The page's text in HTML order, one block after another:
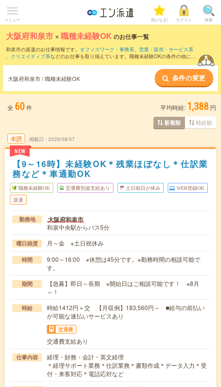
メニュー 気になる! ログイン 検索
大阪府和泉市 ×職種未経験OK のお仕事一覧
和泉市の派遣のお仕事情報です。 オフィスワーク・事務系、 営業・販売・サービス系
、 クリエイティブ系などのお仕事を取り揃えています。職種未経験OKの条件の他に、
大阪府和泉市 / 職種未経験OK 条件の変更
全 60件 平均時給: 1,388 円
新着順 時給順
未読
NEW
掲載日 2026/08/07
【9～16時】未経験OK＊残業ほぼなし＊仕訳業
務など＊車通勤OK
職種未経験OK 交通費別途支給あり 土日祝日が休み WEB登録OK
派遣
勤務地 大阪府和泉市
和泉中央駅からバス5分
曜日頻度 月～金 ※土日祝休み
時間
9:00～16:00 ※休憩は45分です。※勤務時間の相談可能で
す。
期間
【急募】即日～長期 ※開始日はご相談可能です！ ※8月
～！
時給
時給1412円＋交 【月収例】183,560円～ ■給与の前払い
が可能な速払いサービスあり
交通費
交通費支給あり
仕事内容
経理・財務・会計・英文経理
＊経理サポート業務＊仕訳業務＊書類作成＊データ入力＊受
付・来客対応＊電話応対など